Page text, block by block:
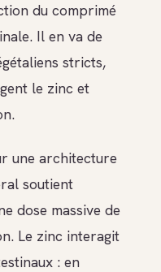
du comprimé
Il en va de
stricts,
le zinc et
une architecture
soutient
dose massive de
Le zinc interagit
: en